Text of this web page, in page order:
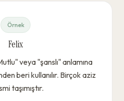
Örnek
Felix
veya "şanslı" anlamına
beri kullanılır. Birçok aziz
taşımıştır.